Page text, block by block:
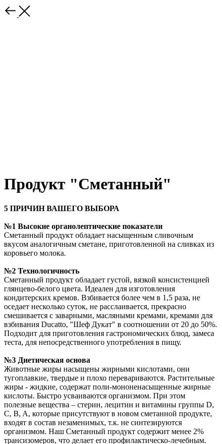
Продукт "Сметанный"
5 ПРИЧИН ВАШЕГО ВЫБОРА
№1 Высокие органолептические показатели
Сметанный продукт обладает насыщенным сливочным
вкусом аналогичным сметане, приготовленной на сливках из
коровьего молока.
№2 Технологичность
Сметанный продукт обладает густой, вязкой консистенцией
глянцево-белого цвета. Идеален для изготовления
кондитерских кремов. Взбивается более чем в 1,5 раза, не
оседает несколько суток, не расслаивается, прекрасно
смешивается с заварными, масляными кремами, кремами для
взбивания Ducatto, "Шеф Дукат" в соотношении от 20 до 50%.
Подходит для приготовления гастрономических блюд, замеса
теста, для непосредственного употребления в пищу.
№3 Диетическая основа
Животные жиры насыщены жирными кислотами, они
тугоплавкие, твердые и плохо перевариваются. Растительные
жиры - жидкие, содержат поли-мононенасыщенные жирные
кислоты. Быстро усваиваются организмом. При этом
полезные вещества – стерин, лецитин и витамины группы D,
C, B, A, которые присутствуют в новом сметанной продукте,
входят в состав незаменимых, т.к. не синтезируются
организмом. Наш Сметанный продукт содержит менее 2%
трансизомеров, что делает его профилактическо-лечебным.